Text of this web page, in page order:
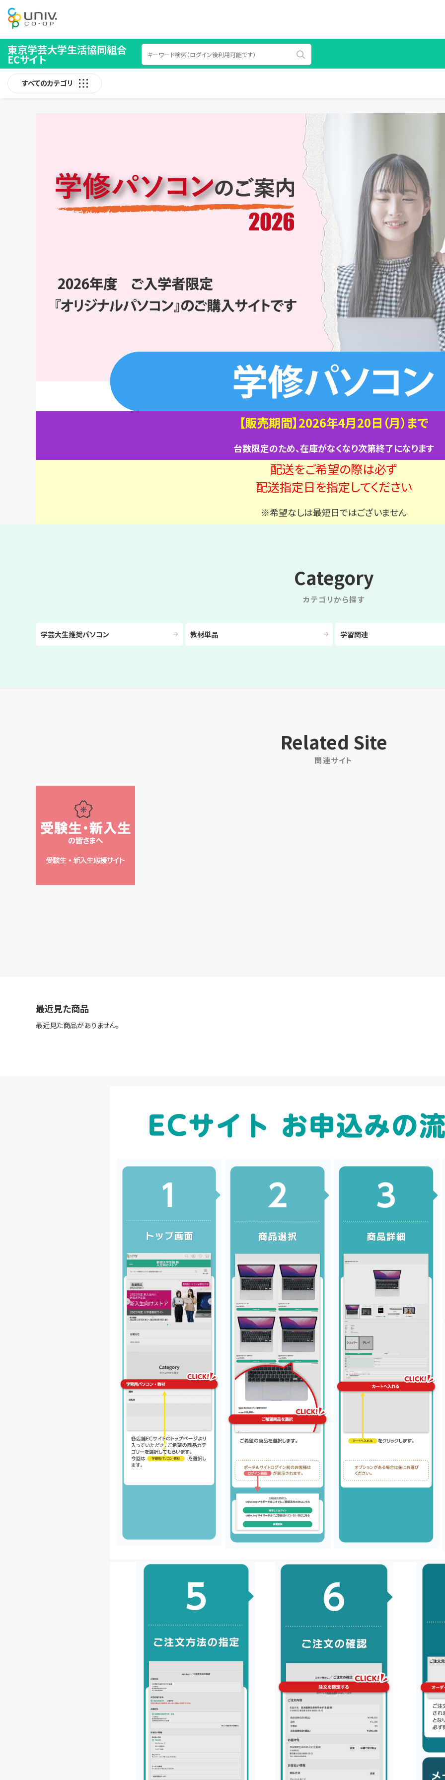
東京学芸大学生活協同組合
ECサイト
すべてのカテゴリ
【販売期間】2026年4月20日（月）まで
台数限定のため、在庫がなくなり次第終了になります
配送をご希望の際は必ず
配送指定日を指定してください
※希望なしは最短日ではございません
Category
カテゴリから探す
学芸大生推奨パソコン 教材単品 学習関連
Related Site
関連サイト
最近見た商品
最近見た商品がありません。